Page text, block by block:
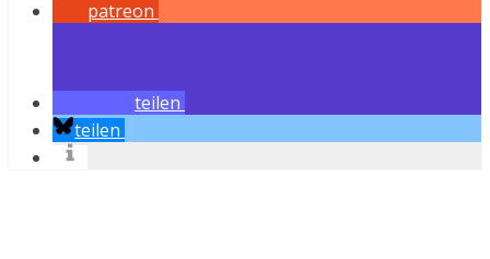
patreon
teilen
teilen